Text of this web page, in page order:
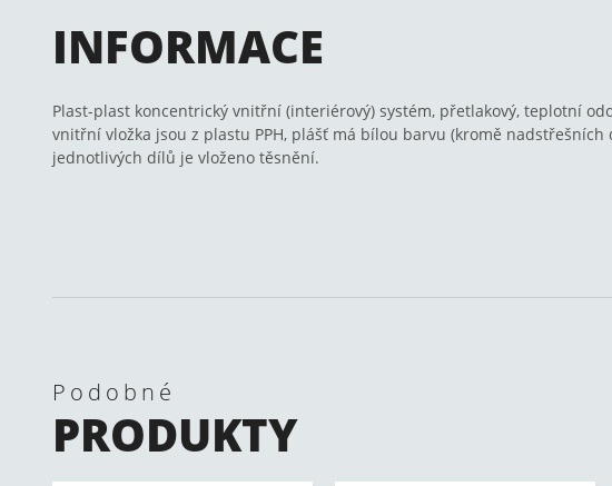
INFORMACE
Plast-plast koncentrický vnitřní (interiérový) systém, přetlakový, teplotní
vnitřní vložka jsou z plastu PPH, plášť má bílou barvu (kromě
jednotlivých dílů je vloženo těsnění.
Podobné
PRODUKTY